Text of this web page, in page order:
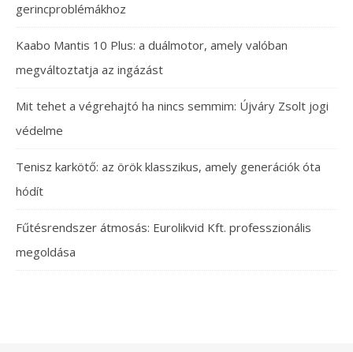
gerincproblémákhoz
Kaabo Mantis 10 Plus: a duálmotor, amely valóban
megváltoztatja az ingázást
Mit tehet a végrehajtó ha nincs semmim: Újváry Zsolt jogi
védelme
Tenisz karkötő: az örök klasszikus, amely generációk óta
hódít
Fűtésrendszer átmosás: Eurolikvid Kft. professzionális
megoldása